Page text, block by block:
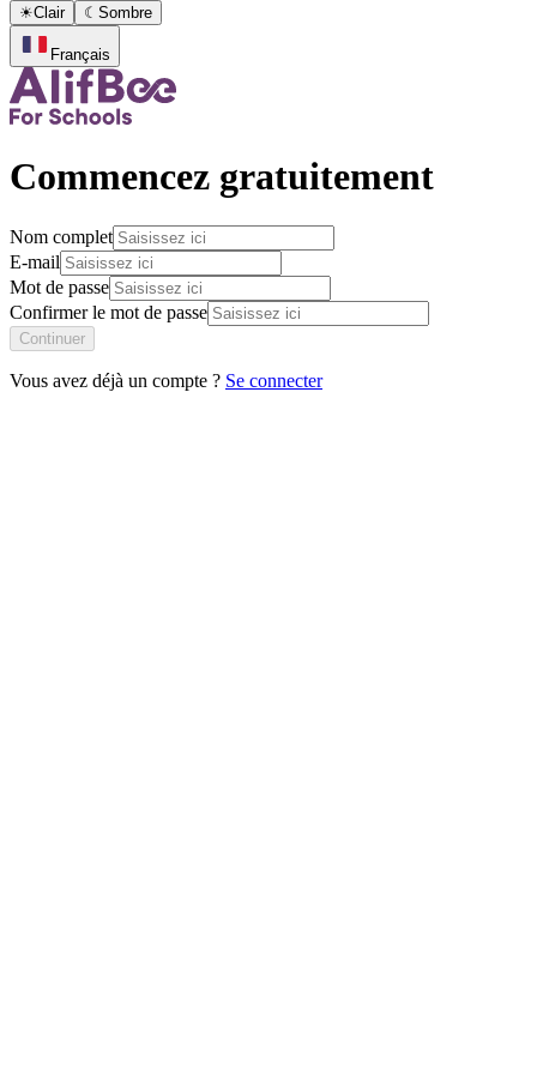
☀Clair ☾ Sombre
Français
Commencez gratuitement
Nom complet
E-mail
Mot de passe
Confirmer le mot de passe
Continuer
Vous avez déjà un compte ? Se connecter